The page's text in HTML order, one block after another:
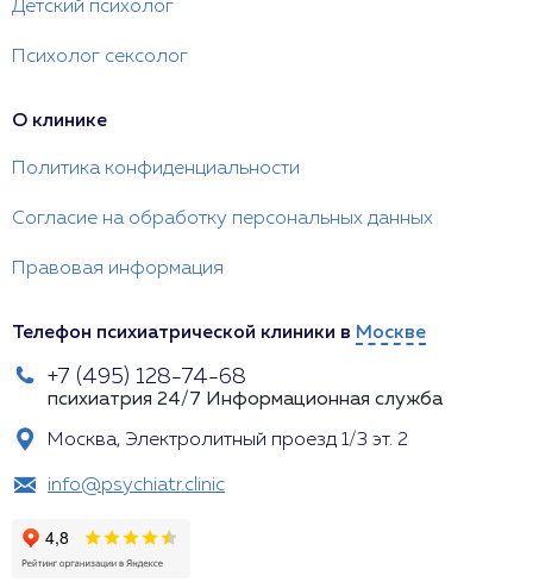
Детский психолог
Психолог сексолог
О клинике
Политика конфиденциальности
Согласие на обработку персональных данных
Правовая информация
Телефон психиатрической клиники в Москве
+7 (495) 128-74-68
психиатрия 24/7 Информационная служба
Москва, Электролитный проезд 1/3 эт. 2
info@psychiatr.clinic